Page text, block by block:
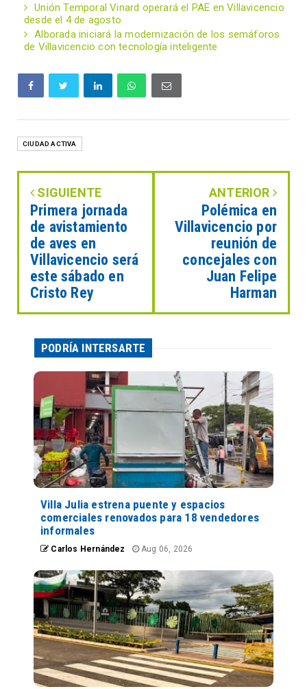
Unión Temporal Vinard operará el PAE en Villavicencio
desde el 4 de agosto
Alborada iniciará la modernización de los semáforos
de Villavicencio con tecnología inteligente
CIUDAD ACTIVA
SIGUIENTE
Primera jornada
de avistamiento
de aves en
Villavicencio será
este sábado en
Cristo Rey
ANTERIOR
Polémica en
Villavicencio por
reunión de
concejales con
Juan Felipe
Harman
PODRÍA INTERSARTE
Villa Julia estrena puente y espacios
comerciales renovados para 18 vendedores
informales
Carlos Hernández Aug 06, 2026